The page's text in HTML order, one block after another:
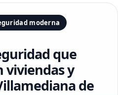
moderna
que
viviendas y
de